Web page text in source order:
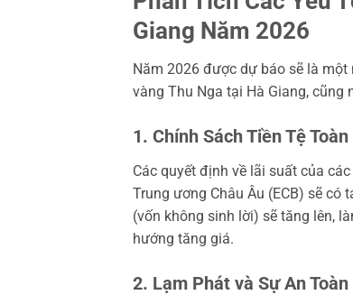
Giang Năm 2026
Năm 2026 được dự báo sẽ là
vàng Thu Nga tại Hà Giang,
1. Chính Sách Tiền Tệ
Các quyết định về lãi suất của
Trung ương Châu Âu (ECB) sẽ
(vốn không sinh lời) sẽ tăng lên,
hướng tăng giá.
2. Lạm Phát và Sự An